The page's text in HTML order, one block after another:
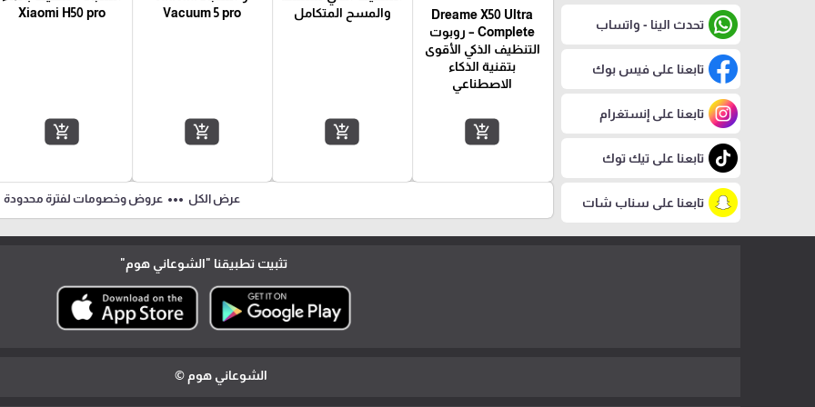
تحدث الينا - واتساب
تابعنا على فيس بوك
تابعنا على إنستغرام
تابعنا على تيك توك
تابعنا على سناب شات
Dreame X50 Ultra
Complete – روبوت
التنظيف الذكي الأقوى
بتقنية الذكاء
الاصطناعي
add_shopping_cart
والمسح المتكامل
add_shopping_cart
Vacuum 5 pro
add_shopping_cart
Xiaomi H50 pro
add_shopping_cart
عرض الكل more_horiz عروض وخصومات لفترة محدودة
تثبيت تطبيقنا "الشوعاني هوم"
الشوعاني هوم ©